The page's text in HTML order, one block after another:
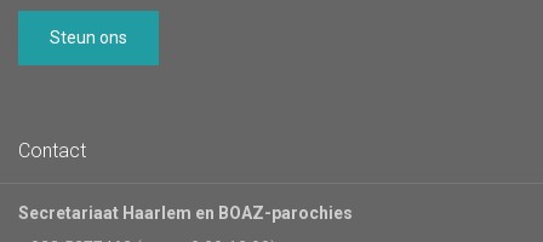
Steun ons
Contact
Secretariaat Haarlem en BOAZ-parochies